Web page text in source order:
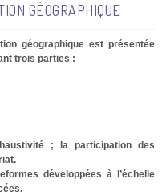
GÉOGRAPHIQUE
géographique est présentée
trois parties :
; la participation des
développées à l’échelle